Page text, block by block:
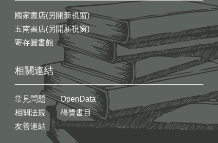
國家書店(另開新視窗)
五南書店(另開新視窗)
寄存圖書館
相關連結
常見問題
相關法規
友善連結
OpenData
得獎書目